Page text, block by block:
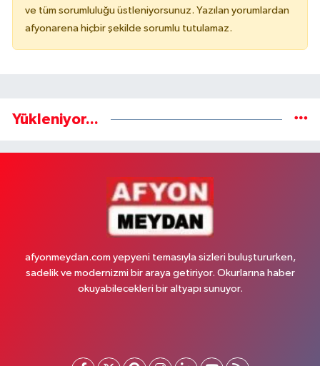
ve tüm sorumluluğu üstleniyorsunuz. Yazılan yorumlardan
afyonarena hiçbir şekilde sorumlu tutulamaz.
Yükleniyor...
afyonmeydan.com yepyeni temasıyla sizleri buluştururken,
sadelik ve modernizmi bir araya getiriyor. Okurlarına haber
okuyabilecekleri bir altyapı sunuyor.